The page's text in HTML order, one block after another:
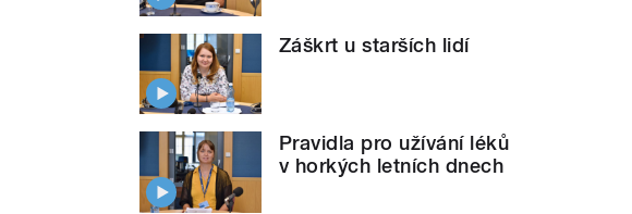
Záškrt u starších lidí
Pravidla pro užívání léků
v horkých letních dnech